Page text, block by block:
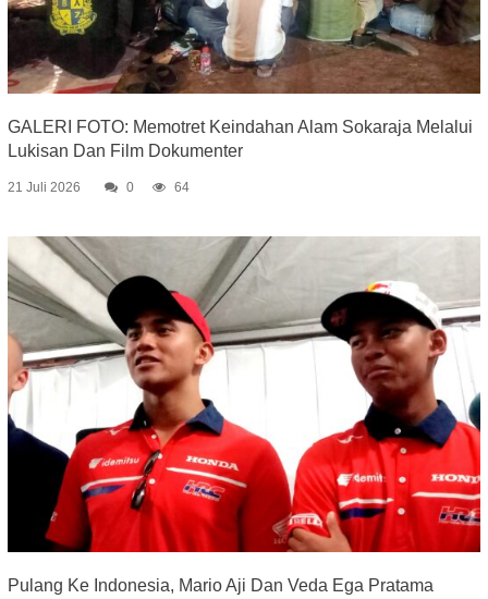
GALERI FOTO: Memotret Keindahan Alam Sokaraja Melalui
Lukisan Dan Film Dokumenter
21 Juli 2026 0 64
Pulang Ke Indonesia, Mario Aji Dan Veda Ega Pratama